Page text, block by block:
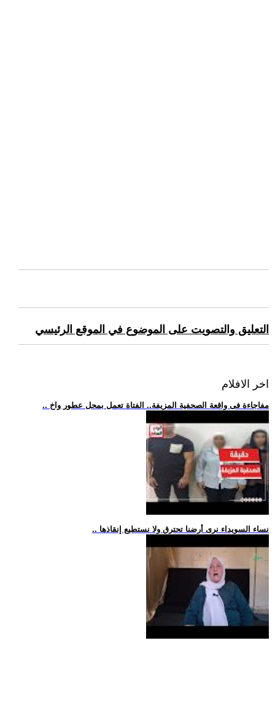
التعليق والتصويت على الموضوع في الموقع الرئيسي
اخر الافلام
.. مفاجاءة فى واقعة الصحفية المزيفة.. الفتاة تعمل بمحل عطور واخ
.. نساء السويداء نرى أرضنا تحترق ولا نستطيع إنقاذها